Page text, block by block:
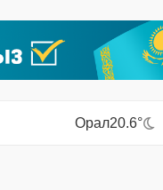
Орал20.6°